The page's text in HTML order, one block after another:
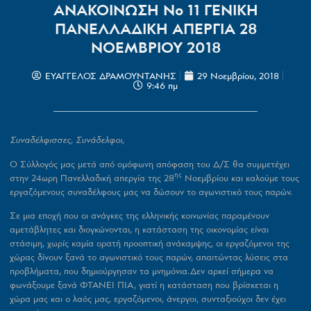
ΑΝΑΚΟΙΝΩΣΗ Νο 11 ΓΕΝΙΚΗ
ΠΑΝΕΛΛΑΔΙΚΗ ΑΠΕΡΓΙΑ 28
ΝΟΕΜΒΡΙΟΥ 2018
ΕΥΑΓΓΕΛΟΣ ΔΡΑΜΟΥΝΤΑΝΗΣ
29 Νοεμβρίου, 2018
9:46 πμ
Συναδέλφισσες, Συνάδελφοι,
Ο Σύλλογός μας μετά από ομόφωνη απόφαση του Δ/Σ θα συμμετέχει
στην 24ωρη Πανελλαδική απεργία της 28ης Νοεμβρίου και καλούμε τους
εργαζόμενους συναδέλφους μας να δώσουν το αγωνιστικό τους παρών.
Σε μια εποχή που οι ανάγκες της ελληνικής κοινωνίας παραμένουν
αμετάβλητες και διογκώνονται, η κατάσταση της οικονομίας είναι
στάσιμη, χωρίς καμία ορατή προοπτική ανάκαμψης, οι εργαζόμενοι της
χώρας δίνουν ξανά το αγωνιστικό τους παρών, απαιτώντας λύσεις στα
προβλήματα, που δημιούργησαν τα μνημόνια.Δεν αρκεί σήμερα να
φωνάξουμε ξανά ΦΤΑΝΕΙ ΠΙΑ, γιατί η κατάσταση που βρίσκεται η
χώρα μας και ο λαός μας, εργαζόμενοι, άνεργοι, συνταξιούχοι δεν έχει